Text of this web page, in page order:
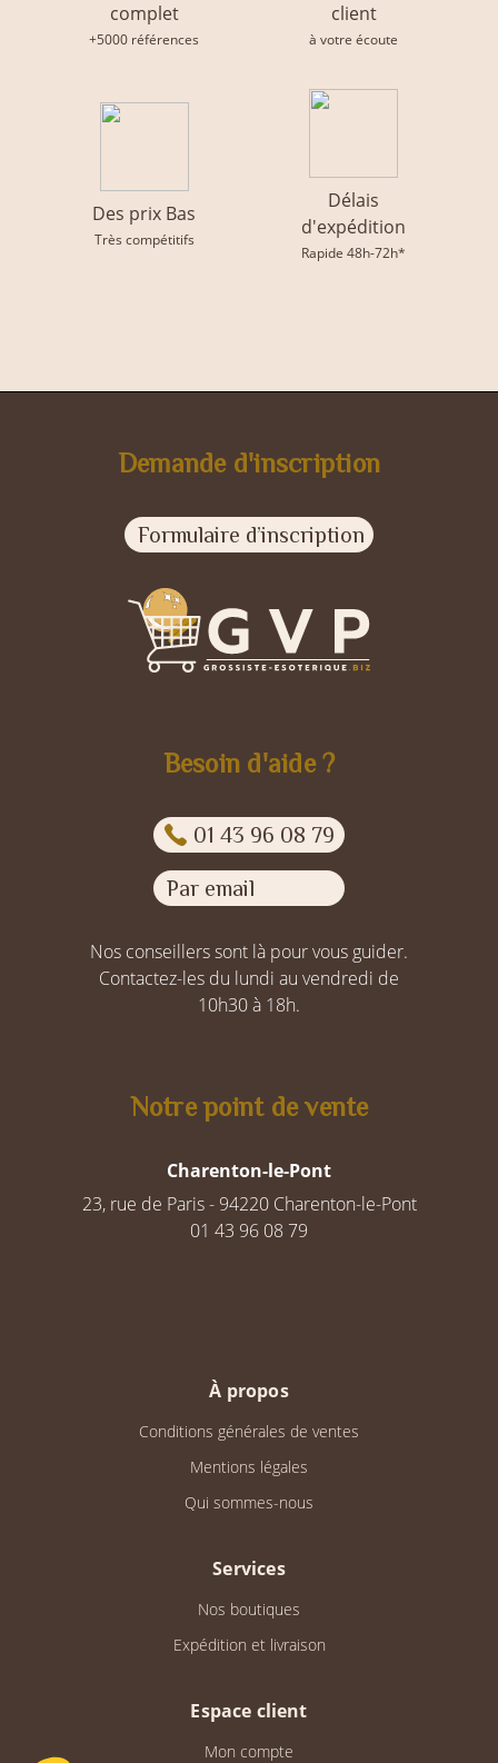
complet
+5000 références
client
à votre écoute
Des prix Bas
Très compétitifs
Délais
d'expédition
Rapide 48h-72h*
Demande d'inscription
Formulaire d’inscription
Besoin d'aide ?
01 43 96 08 79
Par email
Nos conseillers sont là pour vous guider.
Contactez-les du lundi au vendredi de
10h30 à 18h.
Notre point de vente
Charenton-le-Pont
23, rue de Paris - 94220 Charenton-le-Pont
01 43 96 08 79
À propos
Conditions générales de ventes
Mentions légales
Qui sommes-nous
Services
Nos boutiques
Expédition et livraison
Espace client
Mon compte